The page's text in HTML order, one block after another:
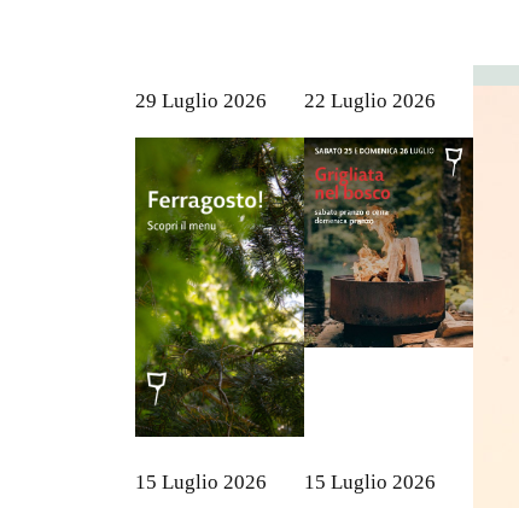
29 Luglio 2026 22 Luglio 2026
15 Luglio 2026 15 Luglio 2026